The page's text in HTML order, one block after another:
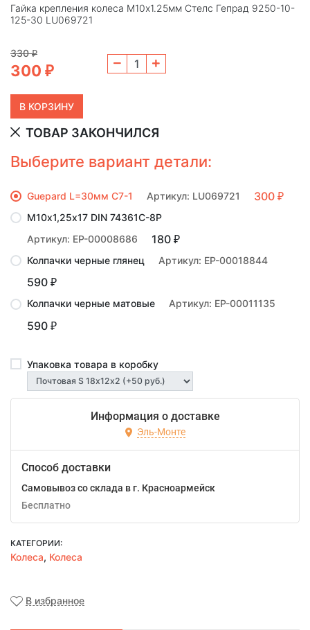
Гайка крепления колеса M10х1.25мм Стелс Гепрад 9250-10-
125-30 LU069721
330₽
300 ₽
ТОВАР ЗАКОНЧИЛСЯ
Выберите вариант детали:
Guepard L=30мм C7-1 Артикул: LU069721 300 ₽
М10х1,25х17 DIN 74361C-8P
Артикул: EP-00008686
180 ₽
Колпачки черные глянец
Артикул: EP-00018844
590 ₽
Колпачки черные матовые
Артикул: EP-00011135
590 ₽
Упаковка товара в коробку
Информация о доставке
Эль-Монте
Способ доставки
Самовывоз со склада в г. Красноармейск
Бесплатно
КАТЕГОРИИ:
Колеса, Колеса
В избранное